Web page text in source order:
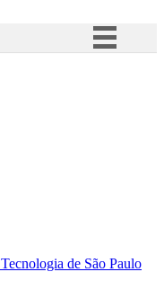
à informação
de São Paulo